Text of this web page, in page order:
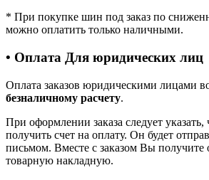
* При покупке шин под заказ по
можно оплатить только наличными.
• Оплата Для юридических лиц
Оплата заказов юридическими лицами
безналичному расчету.
При оформлении заказа следует
получить счет на оплату. Он будет
письмом. Вместе с заказом Вы получите
товарную накладную.